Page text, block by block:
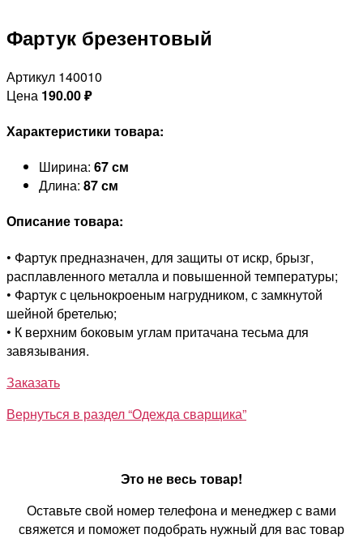
Фартук брезентовый
Артикул 140010
Цена 190.00₽
Характеристики товара:
Ширина: 67 см
Длина: 87 см
Описание товара:
• Фартук предназначен, для защиты от искр, брызг,
расплавленного металла и повышенной температуры;
• Фартук с цельнокроеным нагрудником, с замкнутой
шейной бретелью;
• К верхним боковым углам притачана тесьма для
завязывания.
Заказать
Вернуться в раздел “Одежда сварщика”
Это не весь товар!
Оставьте свой номер телефона и менеджер с вами
свяжется и поможет подобрать нужный для вас товар